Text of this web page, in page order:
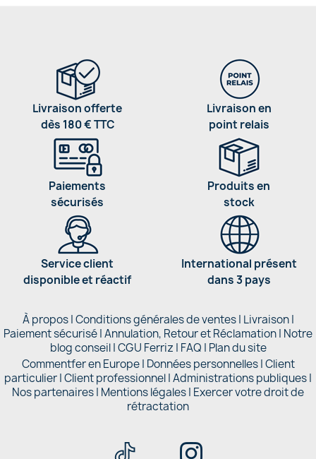
Livraison offerte
dès 180 € TTC
Livraison en
point relais
Paiements
sécurisés
Produits en
stock
Service client
disponible et réactif
International présent
dans 3 pays
À propos|Conditions générales de ventes| Livraison|
Paiement sécurisé|Annulation, Retour et Réclamation| Notre
blog conseil|CGU Ferriz | FAQ | Plan du site
Commentfer en Europe| Données personnelles|Client
particulier|Client professionnel|Administrations publiques|
Nos partenaires | Mentions légales| Exercer votre droit de
rétractation